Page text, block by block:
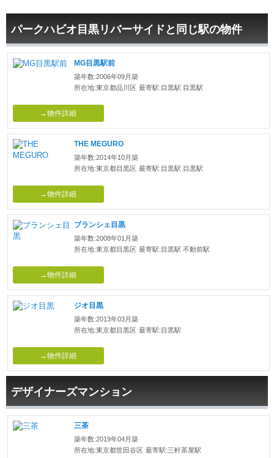
パークハビオ目黒リバーサイドと同じ駅の物件
MG目黒駅前
築年数:2006年09月築
所在地:東京都品川区 最寄駅:目黒駅 目黒駅
→物件詳細
THE MEGURO
築年数:2014年10月築
所在地:東京都目黒区 最寄駅:目黒駅 目黒駅
→物件詳細
ブランシェ目黒
築年数:2008年01月築
所在地:東京都目黒区 最寄駅:目黒駅 不動前駅
→物件詳細
ジオ目黒
築年数:2013年03月築
所在地:東京都目黒区 最寄駅:目黒駅
→物件詳細
デザイナーズマンション
三茶
築年数:2019年04月築
所在地:東京都世田谷区 最寄駅:三軒茶屋駅